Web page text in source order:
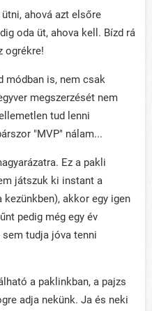
ahová azt elsőre
oda üt, ahova kell. Bízd rá
ogrékre!
módban is, nem csak
megszerzését nem
tud lenni
"MVP" nálam...
Ez a pakli
játszuk ki instant a
akkor egy igen
pedig még egy év
tudja jóva tenni
a paklinkban, a pajzs
adja nekünk. Ja és neki